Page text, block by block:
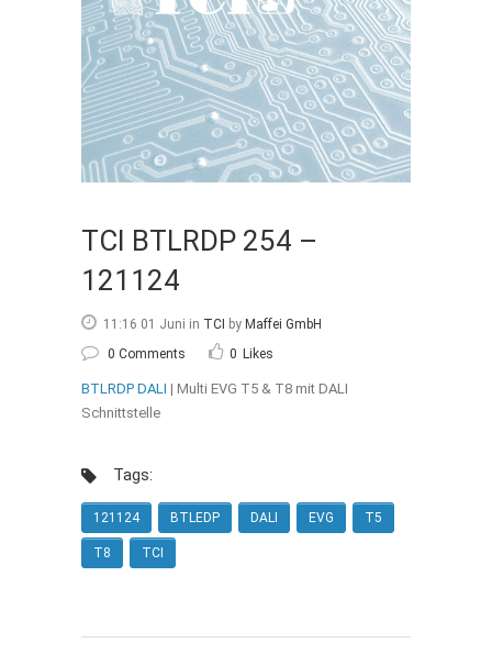
TCI BTLRDP 254 –
121124
11:16 01 Juni in TCI by Maffei GmbH
0 Comments
0 Likes
BTLRDP DALI | Multi EVG T5 & T8 mit DALI
Schnittstelle
Tags:
121124 BTLEDP DALI EVG T5
T8 TCI